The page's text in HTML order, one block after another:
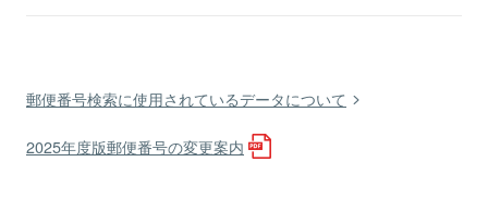
郵便番号検索に使用されているデータについて
2025年度版郵便番号の変更案内